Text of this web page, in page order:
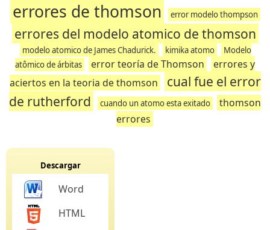
errores de thomson error modelo thompson
errores del modelo atomico de thomson
modelo atomico de James Chadurick. kimika atomo
Modelo
atômico de árbitas
error teoría de Thomson
errores y
aciertos en la teoria de thomson
cual fue el error
de rutherford
cuando un atomo esta exitado
thomson
errores
Descargar
Word
HTML